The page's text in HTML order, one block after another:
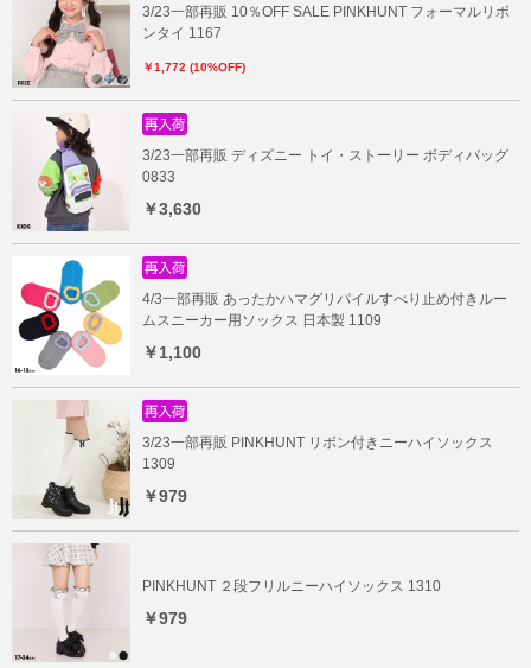
3/23一部再販 10％OFF SALE PINKHUNT フォーマルリボ
ンタイ 1167
￥1,772 (10%OFF)
3/23一部再販 ディズニー トイ・ストーリー ボディバッグ
0833
￥3,630
4/3一部再販 あったかハマグリパイルすべり止め付きルー
ムスニーカー用ソックス 日本製 1109
￥1,100
3/23一部再販 PINKHUNT リボン付きニーハイソックス
1309
￥979
PINKHUNT ２段フリルニーハイソックス 1310
￥979